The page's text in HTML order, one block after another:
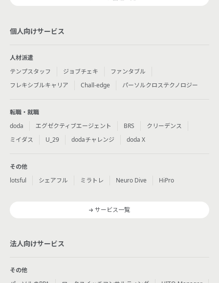
個人向けサービス
人材派遣
テンプスタッフ
ジョブチェキ
ファンタブル
フレキシブルキャリア
Chall-edge パーソルクロステクノロジー
転職・就職
doda
エグゼクティブエージェント BRS
クリーデンス
ミイダス
U_29 dodaチャレンジ doda X
その他
lotsful
シェアフル ミラトレ Neuro Dive HiPro
サービス一覧
法人向けサービス
その他